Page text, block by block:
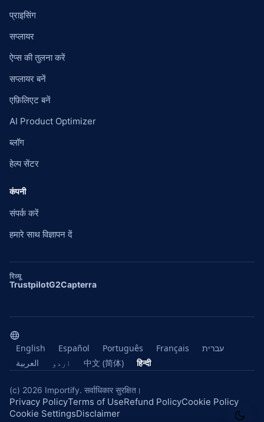
प्राइसिंग
सप्लायर
ऐप्स की तुलना करें
सप्लायर बनें
एफ़िलिएट बनें
AI Product Optimizer
ब्लॉग
हेल्प सेंटर
कंपनी
संपर्क करें
हमारे साथ विज्ञापन दें
रिव्यू
TrustpilotG2Capterra
English Español Português Français
עברית
العربية
اردو 中文 (简体) हिन्दी
(c) 2026 Importify. सर्वाधिकार सुरक्षित।
Privacy PolicyTerms of UseRefund PolicyCookie Policy
Cookie SettingsDisclaimer